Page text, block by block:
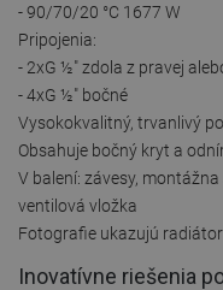
- 90/70/20 °C 1677 W
Pripojenia:
- 2xG ½″ zdola z pravej
- 4xG ½″ bočné
Vysokokvalitný, trvanlivý
Obsahuje bočný kryt a
V balení: závesy,
ventilová vložka
Fotografie ukazujú
Inovatívne riešenia